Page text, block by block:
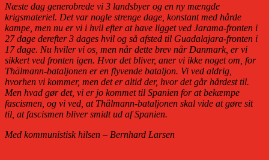
Næste dag generobrede vi 3 landsbyer og en ny mængde
krigsmateriel. Det var nogle strenge dage, konstant med hårde
kampe, men nu er vi i hvil efter at have ligget ved Jarama-fronten i
27 dage derefter 3 dages hvil og så afsted til Guadalajara-fronten i
17 dage. Nu hviler vi os, men når dette brev når Danmark, er vi
sikkert ved fronten igen. Hvor det bliver, aner vi ikke noget om, for
Thälmann-bataljonen er en flyvende bataljon. Vi ved aldrig,
hvorhen vi kommer, men det er altid der, hvor det går hårdest til.
Men hvad gør det, vi er jo kommet til Spanien for at bekæmpe
fascismen, og vi ved, at Thälmann-bataljonen skal vide at gøre sit
til, at fascismen bliver smidt ud af Spanien.
Med kommunistisk hilsen – Bernhard Larsen